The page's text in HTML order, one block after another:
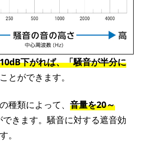
下がれば、「騒音が半分に
ことができます。
種類によって、 音量を20～
できます。騒音に対する遮音効
。